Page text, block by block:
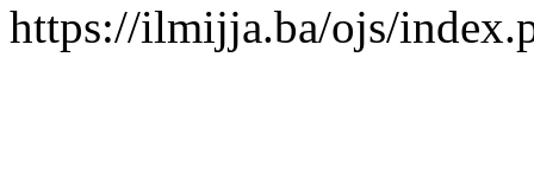
https://ilmijja.ba/ojs/